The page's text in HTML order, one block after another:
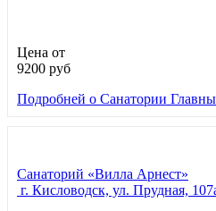
Цена от
9200 руб
Подробней о Санатории
Санаторий «Вилла Арнест»
г. Кисловодск, ул. Прудная,